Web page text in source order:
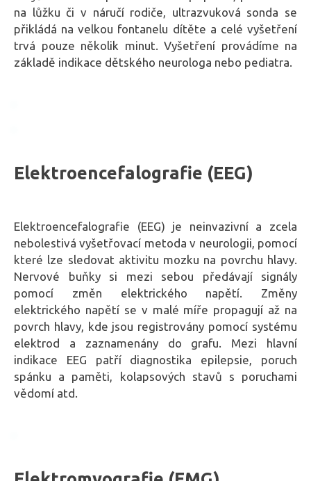
na lůžku či v náručí rodiče, ultrazvuková sonda se
přikládá na velkou fontanelu dítěte a celé vyšetření
trvá pouze několik minut. Vyšetření provádíme na
základě indikace dětského neurologa nebo pediatra.
Elektroencefalografie (EEG)
Elektroencefalografie (EEG) je neinvazivní a zcela
nebolestivá vyšetřovací metoda v neurologii, pomocí
které lze sledovat aktivitu mozku na povrchu hlavy.
Nervové buňky si mezi sebou předávají signály
pomocí změn elektrického napětí. Změny
elektrického napětí se v malé míře propagují až na
povrch hlavy, kde jsou registrovány pomocí systému
elektrod a zaznamenány do grafu. Mezi hlavní
indikace EEG patří diagnostika epilepsie, poruch
spánku a paměti, kolapsových stavů s poruchami
vědomí atd.